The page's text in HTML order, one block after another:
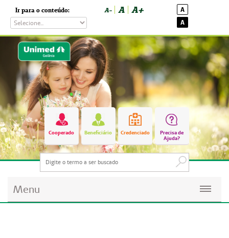
Ir para o conteúdo: A- A A+
A
A
Cooperado Beneficiário Credenciado
Precisa de
Ajuda?
Menu